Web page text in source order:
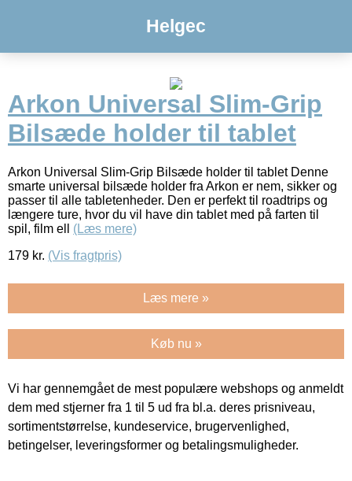
Helgec
Arkon Universal Slim-Grip
Bilsæde holder til tablet
Arkon Universal Slim-Grip Bilsæde holder til tablet Denne
smarte universal bilsæde holder fra Arkon er nem, sikker og
passer til alle tabletenheder. Den er perfekt til roadtrips og
længere ture, hvor du vil have din tablet med på farten til
spil, film ell (Læs mere)
179 kr. (Vis fragtpris)
Læs mere »
Køb nu »
Vi har gennemgået de mest populære webshops og anmeldt
dem med stjerner fra 1 til 5 ud fra bl.a. deres prisniveau,
sortimentstørrelse, kundeservice, brugervenlighed,
betingelser, leveringsformer og betalingsmuligheder.